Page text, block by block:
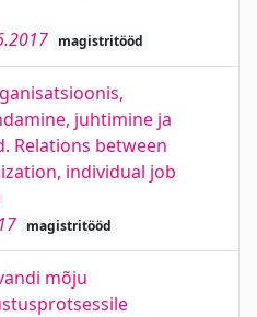
magistritööd
juhtimine ja
Relations between
individual job
magistritööd
mõju